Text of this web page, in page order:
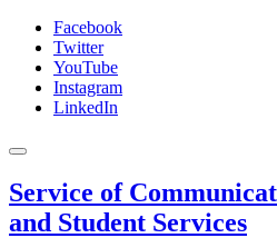
Facebook
Twitter
YouTube
Instagram
LinkedIn
Service of
and Student Services